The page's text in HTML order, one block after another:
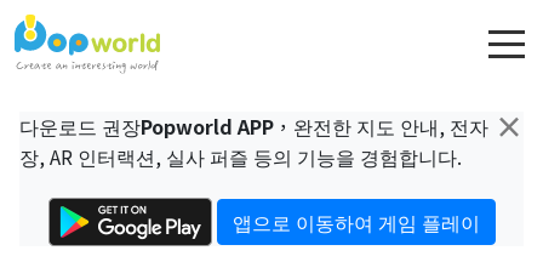
×
다운로드 권장Popworld APP ，완전한 지도 안내, 전자
장, AR 인터랙션, 실사 퍼즐 등의 기능을 경험합니다.
앱으로 이동하여 게임 플레이